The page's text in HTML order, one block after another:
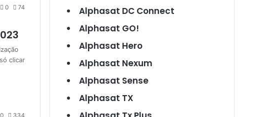
0 74
clicar
0 334
Alphasat DC Connect
Alphasat GO!
Alphasat Hero
Alphasat Nexum
Alphasat Sense
Alphasat TX